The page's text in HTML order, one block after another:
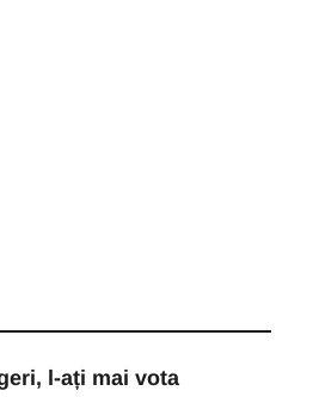
l-ați mai vota